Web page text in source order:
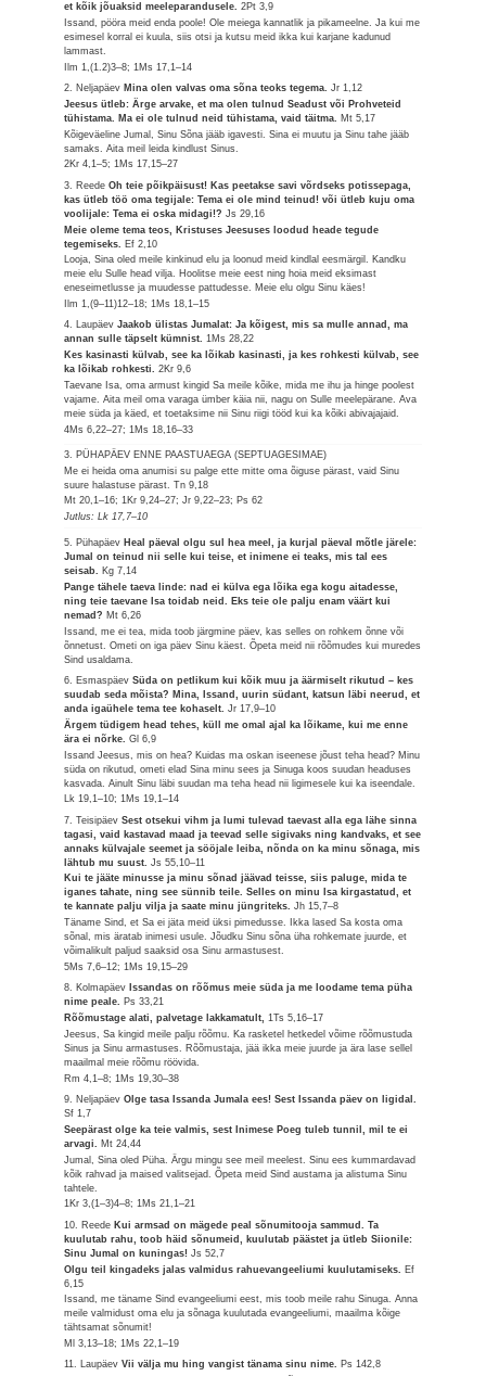
et kõik jõuaksid meeleparandusele.2Pt 3,9
Issand, pööra meid enda poole! Ole meiega kannatlik ja pikameelne. Ja kui me
esimesel korral ei kuula, siis otsi ja kutsu meid ikka kui karjane kadunud
lammast.
Ilm 1,(1.2)3–8; 1Ms 17,1–14
2. Neljapäev Mina olen valvas oma sõna teoks tegema.Jr 1,12
Jeesus ütleb: Ärge arvake, et ma olen tulnud Seadust või Prohveteid
tühistama. Ma ei ole tulnud neid tühistama, vaid täitma. Mt 5,17
Kõigeväeline Jumal, Sinu Sõna jääb igavesti. Sina ei muutu ja Sinu tahe jääb
samaks. Aita meil leida kindlust Sinus.
2Kr 4,1–5; 1Ms 17,15–27
3. ReedeOh teie põikpäisust! Kas peetakse savi võrdseks potissepaga,
kas ütleb töö oma tegijale: Tema ei ole mind teinud! või ütleb kuju oma
voolijale: Tema ei oska midagi!?Js 29,16
Meie oleme tema teos, Kristuses Jeesuses loodud heade tegude
tegemiseks. Ef 2,10
Looja, Sina oled meile kinkinud elu ja loonud meid kindlal eesmärgil. Kandku
meie elu Sulle head vilja. Hoolitse meie eest ning hoia meid eksimast
eneseimetlusse ja muudesse pattudesse. Meie elu olgu Sinu käes!
Ilm 1,(9–11)12–18; 1Ms 18,1–15
4. LaupäevJaakob ülistas Jumalat: Ja kõigest, mis sa mulle annad, ma
annan sulle täpselt kümnist.1Ms 28,22
Kes kasinasti külvab, see ka lõikab kasinasti, ja kes rohkesti külvab, see
ka lõikab rohkesti.2Kr 9,6
Taevane Isa, oma armust kingid Sa meile kõike, mida me ihu ja hinge poolest
vajame. Aita meil oma varaga ümber käia nii, nagu on Sulle meelepärane. Ava
meie süda ja käed, et toetaksime nii Sinu riigi tööd kui ka kõiki abivajajaid.
4Ms 6,22–27; 1Ms 18,16–33
3. PÜHAPÄEV ENNE PAASTUAEGA (SEPTUAGESIMAE)
Me ei heida oma anumisi su palge ette mitte oma õiguse pärast, vaid Sinu
suure halastuse pärast.Tn 9,18
Mt 20,1–16; 1Kr 9,24–27; Jr 9,22–23; Ps 62
Jutlus: Lk 17,7–10
5. Pühapäev Heal päeval olgu sul hea meel, ja kurjal päeval mõtle järele:
Jumal on teinud nii selle kui teise, et inimene ei teaks, mis tal ees
seisab. Kg 7,14
Pange tähele taeva linde: nad ei külva ega lõika ega kogu aitadesse,
ning teie taevane Isa toidab neid. Eks teie ole palju enam väärt kui
nemad? Mt 6,26
Issand, me ei tea, mida toob järgmine päev, kas selles on rohkem õnne või
õnnetust. Ometi on iga päev Sinu käest. Õpeta meid nii rõõmudes kui muredes
Sind usaldama.
6. EsmaspäevSüda on petlikum kui kõik muu ja äärmiselt rikutud – kes
suudab seda mõista? Mina, Issand, uurin südant, katsun läbi neerud, et
anda igaühele tema tee kohaselt.Jr 17,9–10
Ärgem tüdigem head tehes, küll me omal ajal ka lõikame, kui me enne
ära ei nõrke.Gl 6,9
Issand Jeesus, mis on hea? Kuidas ma oskan iseenese jõust teha head? Minu
süda on rikutud, ometi elad Sina minu sees ja Sinuga koos suudan headuses
kasvada. Ainult Sinu läbi suudan ma teha head nii ligimesele kui ka iseendale.
Lk 19,1–10; 1Ms 19,1–14
7. TeisipäevSest otsekui vihm ja lumi tulevad taevast alla ega lähe sinna
tagasi, vaid kastavad maad ja teevad selle sigivaks ning kandvaks, et see
annaks külvajale seemet ja sööjale leiba, nõnda on ka minu sõnaga, mis
lähtub mu suust.Js 55,10–11
Kui te jääte minusse ja minu sõnad jäävad teisse, siis paluge, mida te
iganes tahate, ning see sünnib teile. Selles on minu Isa kirgastatud, et
te kannate palju vilja ja saate minu jüngriteks.Jh 15,7–8
Täname Sind, et Sa ei jäta meid üksi pimedusse. Ikka lased Sa kosta oma
sõnal, mis äratab inimesi usule. Jõudku Sinu sõna üha rohkemate juurde, et
võimalikult paljud saaksid osa Sinu armastusest.
5Ms 7,6–12; 1Ms 19,15–29
8. Kolmapäev Issandas on rõõmus meie süda ja me loodame tema püha
nime peale. Ps 33,21
Rõõmustage alati, palvetage lakkamatult,1Ts 5,16–17
Jeesus, Sa kingid meile palju rõõmu. Ka rasketel hetkedel võime rõõmustuda
Sinus ja Sinu armastuses. Rõõmustaja, jää ikka meie juurde ja ära lase sellel
maailmal meie rõõmu röövida.
Rm 4,1–8; 1Ms 19,30–38
9. NeljapäevOlge tasa Issanda Jumala ees! Sest Issanda päev on ligidal.
Sf 1,7
Seepärast olge ka teie valmis, sest Inimese Poeg tuleb tunnil, mil te ei
arvagi. Mt 24,44
Jumal, Sina oled Püha. Ärgu mingu see meil meelest. Sinu ees kummardavad
kõik rahvad ja maised valitsejad. Õpeta meid Sind austama ja alistuma Sinu
tahtele.
1Kr 3,(1–3)4–8; 1Ms 21,1–21
10. Reede Kui armsad on mägede peal sõnumitooja sammud. Ta
kuulutab rahu, toob häid sõnumeid, kuulutab päästet ja ütleb Siionile:
Sinu Jumal on kuningas!Js 52,7
Olgu teil kingadeks jalas valmidus rahuevangeeliumi kuulutamiseks. Ef
6,15
Issand, me täname Sind evangeeliumi eest, mis toob meile rahu Sinuga. Anna
meile valmidust oma elu ja sõnaga kuulutada evangeeliumi, maailma kõige
tähtsamat sõnumit!
Ml 3,13–18; 1Ms 22,1–19
11. LaupäevVii välja mu hing vangist tänama sinu nime. Ps 142,8